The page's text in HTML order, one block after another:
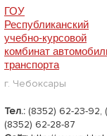
ГОУ
Республиканский
учебно-курсовой
комбинат
транспорта
г. Чебоксары
Тел.: (8352) 62-23-92,
(8352) 62-28-87